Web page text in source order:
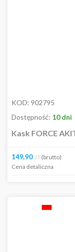
KOD: 902795
Dostępność: 10 dni
Kask FORCE
149,90 zł (brutto)
Cena detaliczna